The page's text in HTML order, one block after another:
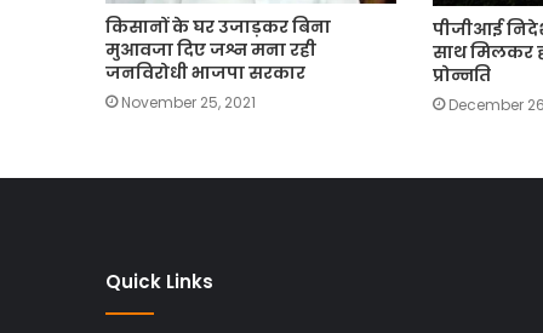
किसानों के घर उजाड़कर बिना
मुआवजा दिए जश्न मना रही
जनविरोधी भाजपा सरकार
November 25, 2021
पीजीआई
साथ मिलकर
प्रोन्नति
December
Quick Links